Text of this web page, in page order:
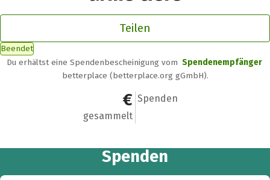
Teilen
Beendet
Du erhältst eine Spendenbescheinigung vom Spendenempfänger
betterplace (betterplace.org gGmbH).
0 €
gesammelt
0
Spenden
Spenden